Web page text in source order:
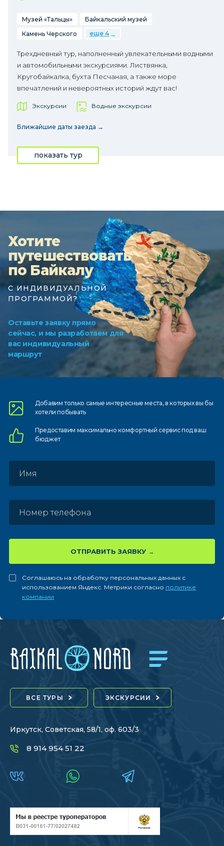
Музей «Тальцы»
Байкальский музей
Камень Черского
еще 4
Трехдневный тур, наполненный увлекательными водными
и автомобильными экскурсиями. Листвянка,
Кругобайкалка, бухта Песчаная, а также море
впечатлений и невероятных историй ждут вас!
Экскурсии Водные экскурсии
Ближайшие даты заезда →
показать тур
Хотите
путешествовать
по Байкалу
С ИНДИВИДУАЛЬНОЙ
ПРОГРАММОЙ?
Оставьте заявку прямо
сейчас, и мы разработаем для
вас индивидуальный
маршрут
Добавим только самыеинтересные места, в которыхвы бы
хотели побывать
Предоставим максимально комфортныйсервис под ваш
бюджет
ОТПРАВИТЬ ЗАЯВКУ
Соглашаюсь на обработку персональных данных с
использованием Яндекс. Метрики согласно политике
компании
ВСЕ ТУРЫ ЭКСКУРСИИ
Иркутск, Советская, 58/1, оф. 603/3
8 914 954 51 22